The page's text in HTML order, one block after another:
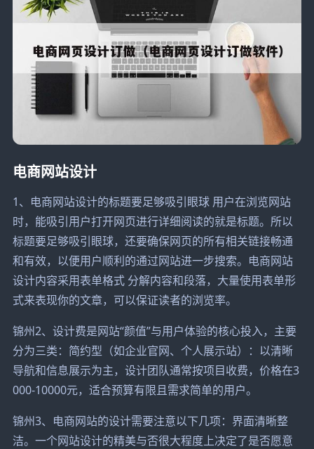
电商网站设计
1、电商网站设计的标题要足够吸引眼球 用户在浏览网站
时，能吸引用户打开网页进行详细阅读的就是标题。所以
标题要足够吸引眼球，还要确保网页的所有相关链接畅通
和有效，以便用户顺利的通过网站进一步搜索。电商网站
设计内容采用表单格式 分解内容和段落，大量使用表单形
式来表现你的文章，可以保证读者的浏览率。
锦州2、设计费是网站“颜值”与用户体验的核心投入，主要
分为三类：简约型（如企业官网、个人展示站）：以清晰
导航和信息展示为主，设计团队通常按项目收费，价格在3
000-10000元，适合预算有限且需求简单的用户。
锦州3、电商网站的设计需要注意以下几项：界面清晰整
洁。一个网站设计的精美与否很大程度上决定了是否愿意